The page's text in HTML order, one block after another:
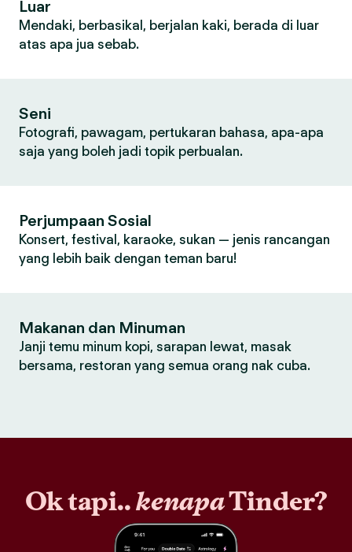
Luar
Mendaki, berbasikal, berjalan kaki, berada di luar
atas apa jua sebab.
Seni
Fotografi, pawagam, pertukaran bahasa, apa-apa
saja yang boleh jadi topik perbualan.
Perjumpaan Sosial
Konsert, festival, karaoke, sukan — jenis rancangan
yang lebih baik dengan teman baru!
Makanan dan Minuman
Janji temu minum kopi, sarapan lewat, masak
bersama, restoran yang semua orang nak cuba.
Ok tapi..kenapaTinder?